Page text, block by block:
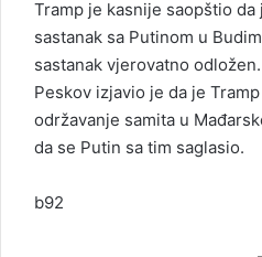
Tramp je kasnije saopštio
sastanak sa Putinom u
sastanak vjerovatno
Peskov izjavio je da je
održavanje samita u
da se Putin sa tim saglasio.
b92